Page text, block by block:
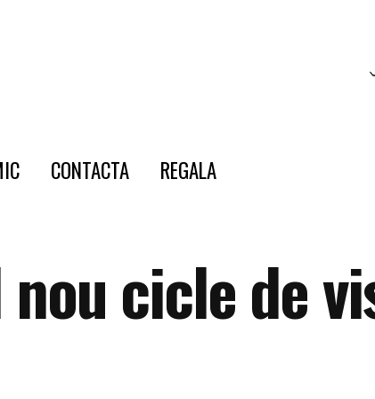
CONTACTA REGALA
nou cicle de